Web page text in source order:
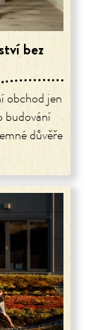
bez
obchod jen
budování
důvěře